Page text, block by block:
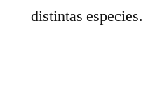
distintas especies.